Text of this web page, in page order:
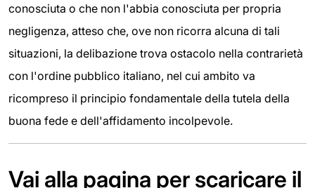
conosciuta o che non l'abbia conosciuta per propria
negligenza, atteso che, ove non ricorra alcuna di tali
situazioni, la delibazione trova ostacolo nella contrarietà
con l'ordine pubblico italiano, nel cui ambito va
ricompreso il principio fondamentale della tutela della
buona fede e dell'affidamento incolpevole.
Vai alla pagina per scaricare il